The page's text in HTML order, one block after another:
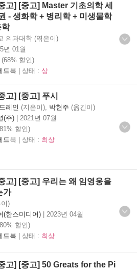
고] [중고] Master 기초의학 세
- 생화학 + 병리학 + 미생물학
학
의과대학 (엮은이)
년 01월
(68% 할인)
드북 | 상태 : 상
고] [중고] 푸시
레인 (지은이), 박현주 (옮긴이)
(주) | 2021년 07월
할인)
드북 | 상태 : 최상
고] [중고] 우리는 왜 임영웅을
가
)
(한스미디어) | 2023년 04월
할인)
드북 | 상태 : 최상
고] [중고] 50 Greats for the Pi